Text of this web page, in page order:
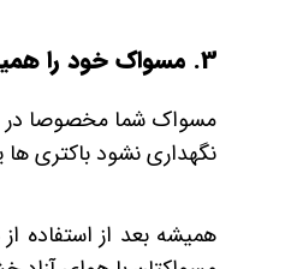
3. مسواک خود را همیشه تمیز و خشک نگه دارید
مسواک شما مخصوصا در
نگهداری نشود باکتری
همیشه بعد از استفاده